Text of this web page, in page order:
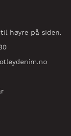
høyre på siden.